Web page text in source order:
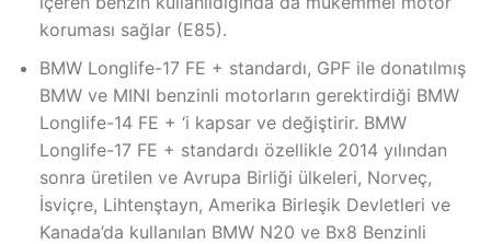
koruması sağlar (E85).
BMW Longlife-17 FE + standardı, GPF ile donatılmış
BMW ve MINI benzinli motorların gerektirdiği BMW
Longlife-14 FE + ‘i kapsar ve değiştirir. BMW
Longlife-17 FE + standardı özellikle 2014 yılından
sonra üretilen ve Avrupa Birliği ülkeleri, Norveç,
İsviçre, Lihtenştayn, Amerika Birleşik Devletleri ve
Kanada’da kullanılan BMW N20 ve Bx8 Benzinli